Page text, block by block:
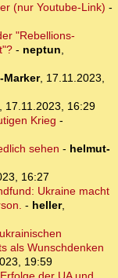
(nur Youtube-Link) -
"Rebellions-
- neptun,
Marker, 17.11.2023,
, 17.11.2023, 16:29
Krieg -
sehen - helmut-
16:27
Ukraine macht
- heller,
als Wunschdenken
19:59